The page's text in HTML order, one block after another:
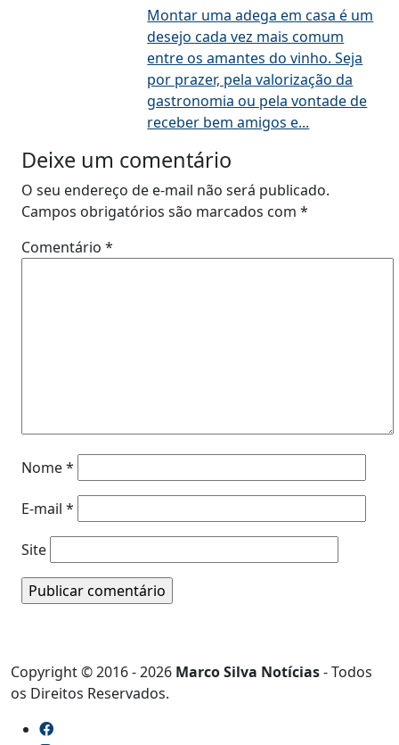
Montar uma adega em casa é um
desejo cada vez mais comum
entre os amantes do vinho. Seja
por prazer, pela valorização da
gastronomia ou pela vontade de
receber bem amigos e...
Deixe um comentário
O seu endereço de e-mail não será publicado.
Campos obrigatórios são marcados com *
Comentário *
Nome*
E-mail *
Site
Copyright © 2016 - 2026 Marco Silva Notícias- Todos
os Direitos Reservados.